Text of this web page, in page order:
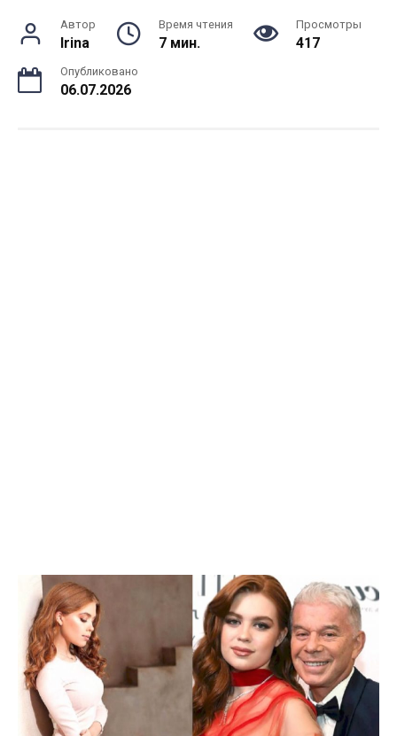
Автор
Irina
Время чтения
7 мин.
Просмотры
417
Опубликовано
06.07.2026